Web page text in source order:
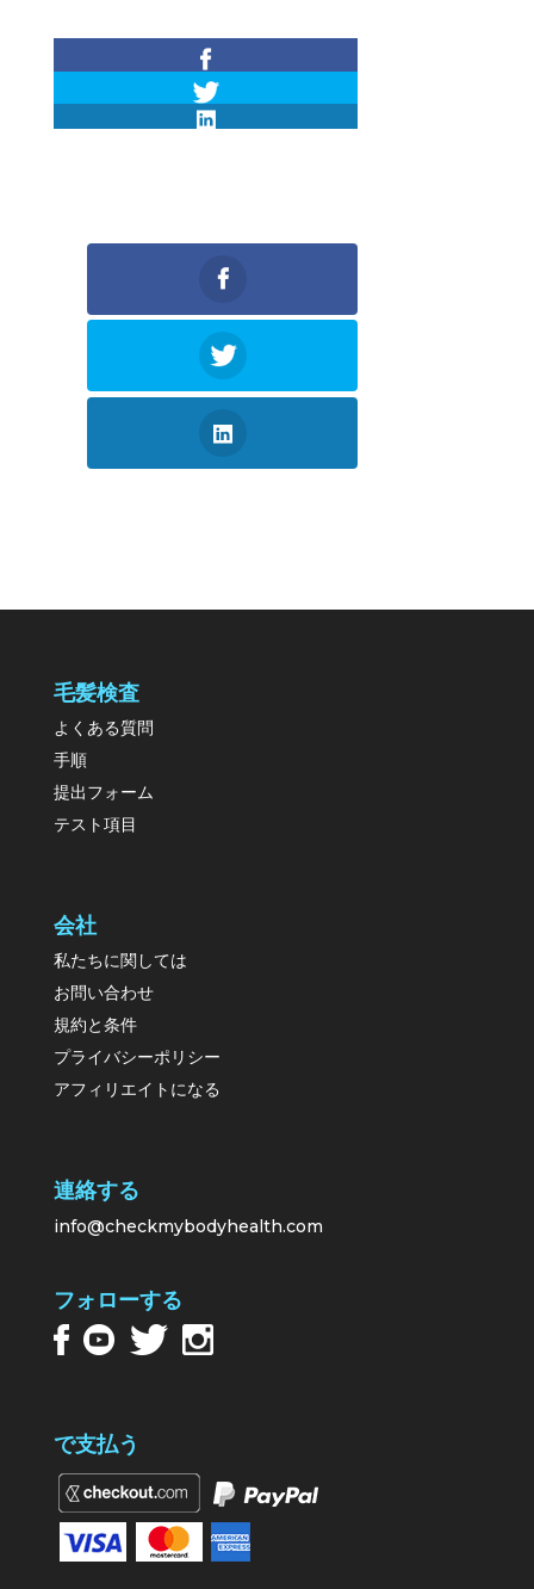
毛髪検査
よくある質問
手順
提出フォーム
テスト項目
会社
私たちに関しては
お問い合わせ
規約と条件
プライバシーポリシー
アフィリエイトになる
連絡する
info@checkmybodyhealth.com
フォローする
で支払う